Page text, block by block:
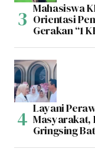
Mahasiswa
Orientasi
Gerakan “1
Layani
Masyarakat,
Gringsing